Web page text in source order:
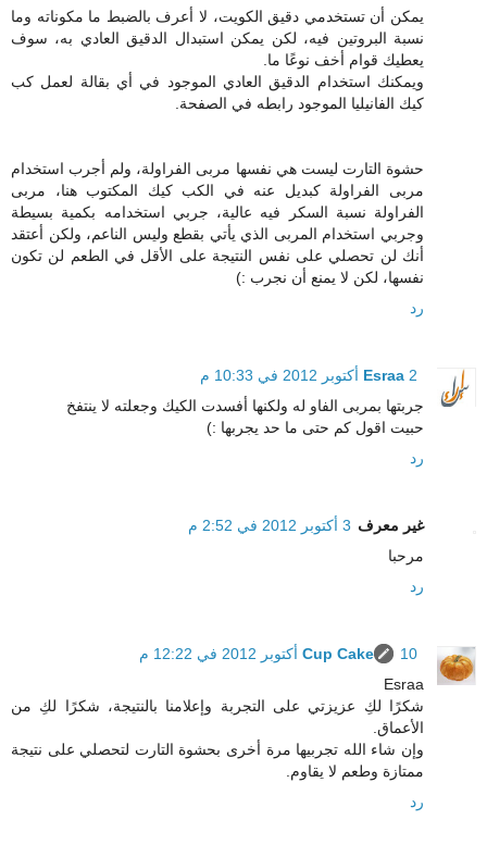
يمكن أن تستخدمي دقيق الكويت، لا أعرف بالضبط ما مكوناته وما
نسبة البروتين فيه، لكن يمكن استبدال الدقيق العادي به، سوف
يعطيك قوام أخف نوعًا ما.
ويمكنك استخدام الدقيق العادي الموجود في أي بقالة لعمل كب
كيك الفانيليا الموجود رابطه في الصفحة.
حشوة التارت ليست هي نفسها مربى الفراولة، ولم أجرب استخدام
مربى الفراولة كبديل عنه في الكب كيك المكتوب هنا، مربى
الفراولة نسبة السكر فيه عالية، جربي استخدامه بكمية بسيطة
وجربي استخدام المربى الذي يأتي بقطع وليس الناعم، ولكن أعتقد
أنك لن تحصلي على نفس النتيجة على الأقل في الطعم لن تكون
نفسها، لكن لا يمنع أن نجرب :)
رد
Esraa 2 أكتوبر 2012 في 10:33 م
جربتها بمربى الفاو له ولكنها أفسدت الكيك وجعلته لا ينتفخ
حبيت اقول كم حتى ما حد يجربها :)
رد
غير معرف 3 أكتوبر 2012 في 2:52 م
مرحبا
رد
Cup Cake
10 أكتوبر 2012 في 12:22 م
Esraa
شكرًا لكِ عزيزتي على التجربة وإعلامنا بالنتيجة، شكرًا لكِ من
الأعماق.
وإن شاء الله تجربيها مرة أخرى بحشوة التارت لتحصلي على نتيجة
ممتازة وطعم لا يقاوم.
رد